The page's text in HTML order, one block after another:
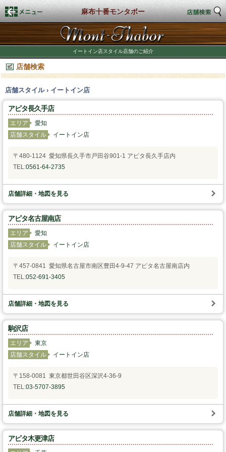
麻布十番モンタボー
イートイン店スタイル店舗のご紹介
店舗検索
店舗スタイル › イートイン店
アピタ長久手店
エリア
愛知
店舗スタイル
イートイン店
〒480-1124 愛知県長久手市戸田谷901-1 アピタ長久手店内
TEL:0561-64-2735
店舗詳細・地図を見る
アピタ名古屋南店
エリア
愛知
店舗スタイル
イートイン店
〒457-0841 愛知県名古屋市南区豊田4-9-47 アピタ名古屋南店内
TEL:052-691-3405
店舗詳細・地図を見る
駒沢店
エリア
東京
店舗スタイル
イートイン店
〒158-0081 東京都世田谷区深沢4-36-9
TEL:03-5707-3895
店舗詳細・地図を見る
アピタ木更津店
トップページ
店舗検索
新着情報
商品情報
店舗スタイル
私たちのこだわり
商品づくり
スタッフの心得
銘水食パン 吟屋久島
パンと合うおすすめ料理!!
モンタボー公式ショップ
会社情報
東京都中央区日本橋小舟町7番2号
TEL 03-3662-2582(代表)
Copyright (C) SWEET STYLE Co.,Ltd. All
Rights Reserved.